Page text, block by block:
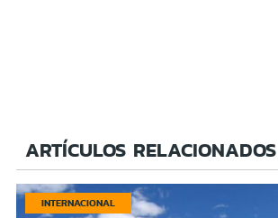
ARTÍCULOS RELACIONADOS
INTERNACIONAL